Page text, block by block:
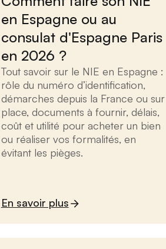
en Espagne ou au
consulat d'Espagne Paris
en 2026 ?
Tout savoir sur le NIE en Espagne :
rôle du numéro d’identification,
démarches depuis la France ou sur
place, documents à fournir, délais,
coût et utilité pour acheter un bien
ou réaliser vos formalités, en
évitant les pièges.
En savoir plus